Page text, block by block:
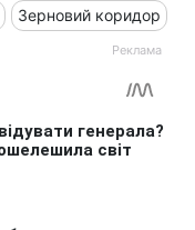
Зерновий коридор